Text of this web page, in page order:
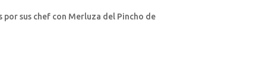
por sus chef con Merluza del Pincho de